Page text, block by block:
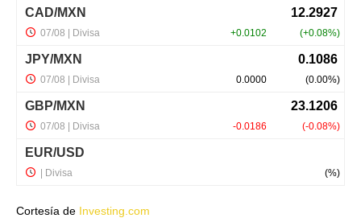
Cortesía de Investing.com